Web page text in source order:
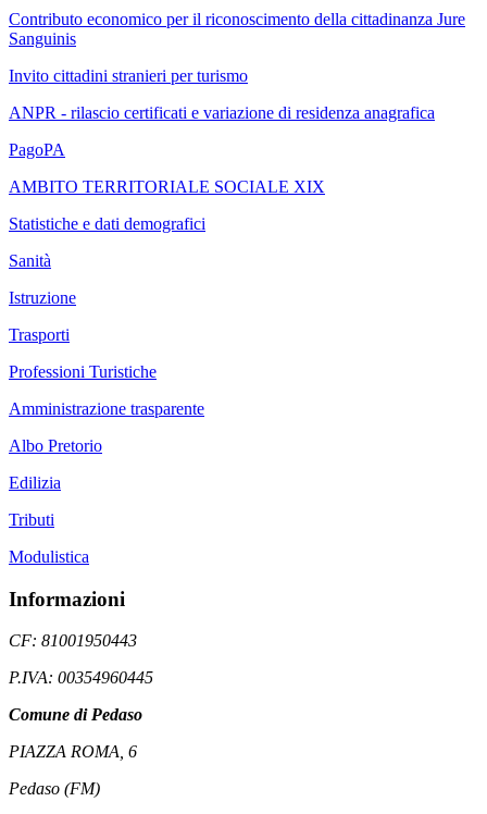
Contributo economico per il riconoscimento della cittadinanza Jure
Sanguinis
Invito cittadini stranieri per turismo
ANPR - rilascio certificati e variazione di residenza anagrafica
PagoPA
AMBITO TERRITORIALE SOCIALE XIX
Statistiche e dati demografici
Sanità
Istruzione
Trasporti
Professioni Turistiche
Amministrazione trasparente
Albo Pretorio
Edilizia
Tributi
Modulistica
Informazioni
CF: 81001950443
P.IVA: 00354960445
Comune di Pedaso
PIAZZA ROMA, 6
Pedaso (FM)